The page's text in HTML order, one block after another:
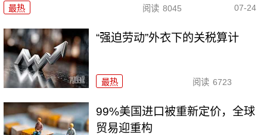
最热 阅读 8045 07-24
“强迫劳动”外衣下的关税算计
最热 阅读 6723
99%美国进口被重新定价，全球
贸易迎重构